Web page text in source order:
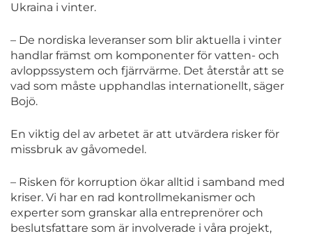
Ukraina i vinter.
– De nordiska leveranser som blir aktuella i vinter
handlar främst om komponenter för vatten- och
avloppssystem och fjärrvärme. Det återstår att se
vad som måste upphandlas internationellt, säger
Bojö.
En viktig del av arbetet är att utvärdera risker för
missbruk av gåvomedel.
– Risken för korruption ökar alltid i samband med
kriser. Vi har en rad kontrollmekanismer och
experter som granskar alla entreprenörer och
beslutsfattare som är involverade i våra projekt,